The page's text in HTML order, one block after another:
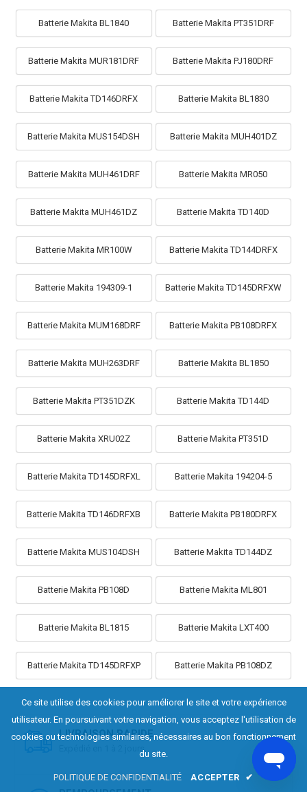
Batterie Makita BL1840 Batterie Makita PT351DRF
Batterie Makita MUR181DRF Batterie Makita PJ180DRF
Batterie Makita TD146DRFX Batterie Makita BL1830
Batterie Makita MUS154DSH Batterie Makita MUH401DZ
Batterie Makita MUH461DRF Batterie Makita MR050
Batterie Makita MUH461DZ Batterie Makita TD140D
Batterie Makita MR100W Batterie Makita TD144DRFX
Batterie Makita 194309-1 Batterie Makita TD145DRFXW
Batterie Makita MUM168DRF Batterie Makita PB108DRFX
Batterie Makita MUH263DRF Batterie Makita BL1850
Batterie Makita PT351DZK Batterie Makita TD144D
Batterie Makita XRU02Z Batterie Makita PT351D
Batterie Makita TD145DRFXL Batterie Makita 194204-5
Batterie Makita TD146DRFXB Batterie Makita PB180DRFX
Batterie Makita MUS104DSH Batterie Makita TD144DZ
Batterie Makita PB108D Batterie Makita ML801
Batterie Makita BL1815 Batterie Makita LXT400
Batterie Makita TD145DRFXP Batterie Makita PB108DZ
LIVRAISON RAPIDE
Expédié en 1 à 2 jours
Ce site utilise des cookies pour améliorer le site et votre expérience
utilisateur. En poursuivant votre navigation, vous acceptez l'utilisation de
cookies ou technologies similaires, nécessaires au bon fonctionnement
du site.
POLITIQUE DE CONFIDENTIALITÉ ACCEPTER ✔